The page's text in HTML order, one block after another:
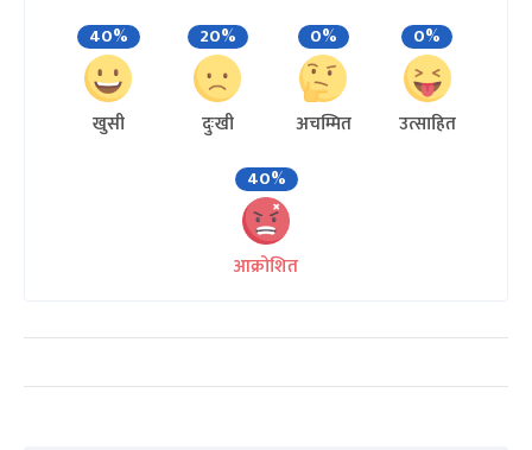
40%
खुसी
20%
दुःखी
0%
अचम्मित
0%
उत्साहित
40%
आक्रोशित